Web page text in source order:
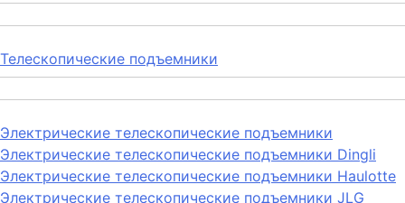
Телескопические подъемники
Электрические телескопические подъемники
Электрические телескопические подъемники Dingli
Электрические телескопические подъемники Haulotte
Электрические телескопические подъемники JLG